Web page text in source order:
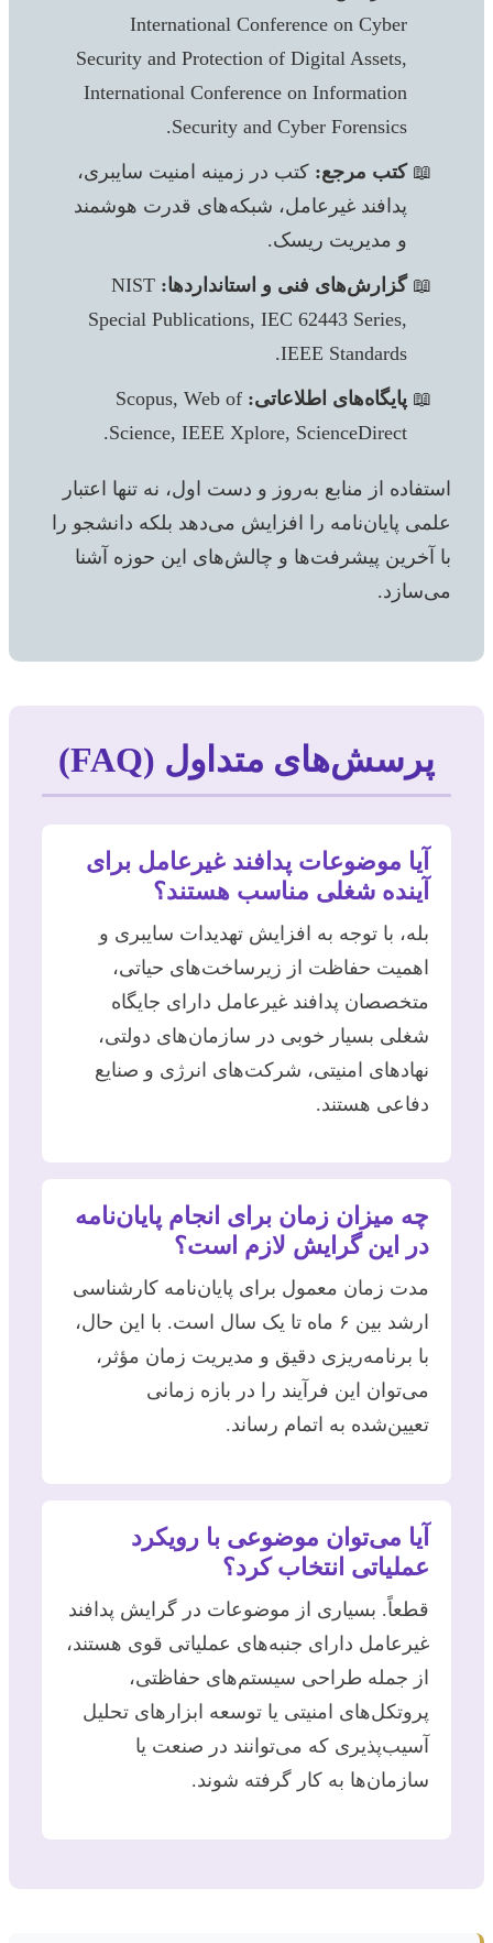
International Conference on Cyber
Security and Protection of Digital Assets,
International Conference on Information
Security and Cyber Forensics.
کتب مرجع: کتب در زمینه امنیت سایبری،
پدافند غیرعامل، شبکه‌های قدرت هوشمند
و مدیریت ریسک.
گزارش‌های فنی و استانداردها: NIST
Special Publications, IEC 62443 Series,
IEEE Standards.
پایگاه‌های اطلاعاتی: Scopus, Web of
Science, IEEE Xplore, ScienceDirect.
استفاده از منابع به‌روز و دست اول، نه تنها اعتبار
علمی پایان‌نامه را افزایش می‌دهد بلکه دانشجو را
با آخرین پیشرفت‌ها و چالش‌های این حوزه آشنا
می‌سازد.
پرسش‌های متداول (FAQ)
آیا موضوعات پدافند غیرعامل برای
آینده شغلی مناسب هستند؟
بله، با توجه به افزایش تهدیدات سایبری و
اهمیت حفاظت از زیرساخت‌های حیاتی،
متخصصان پدافند غیرعامل دارای جایگاه
شغلی بسیار خوبی در سازمان‌های دولتی،
نهادهای امنیتی، شرکت‌های انرژی و صنایع
دفاعی هستند.
چه میزان زمان برای انجام پایان‌نامه
در این گرایش لازم است؟
مدت زمان معمول برای پایان‌نامه کارشناسی
ارشد بین ۶ ماه تا یک سال است. با این حال،
با برنامه‌ریزی دقیق و مدیریت زمان مؤثر،
می‌توان این فرآیند را در بازه زمانی
تعیین‌شده به اتمام رساند.
آیا می‌توان موضوعی با رویکرد
عملیاتی انتخاب کرد؟
قطعاً. بسیاری از موضوعات در گرایش پدافند
غیرعامل دارای جنبه‌های عملیاتی قوی هستند،
از جمله طراحی سیستم‌های حفاظتی،
پروتکل‌های امنیتی یا توسعه ابزارهای تحلیل
آسیب‌پذیری که می‌توانند در صنعت یا
سازمان‌ها به کار گرفته شوند.